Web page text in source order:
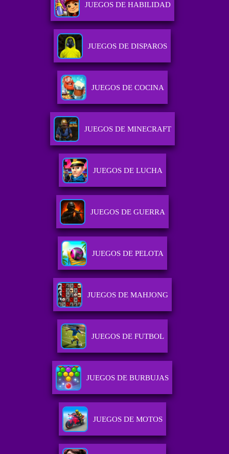
JUEGOS DE HABILIDAD
JUEGOS DE DISPAROS
JUEGOS DE COCINA
JUEGOS DE MINECRAFT
JUEGOS DE LUCHA
JUEGOS DE GUERRA
JUEGOS DE PELOTA
JUEGOS DE MAHJONG
JUEGOS DE FUTBOL
JUEGOS DE BURBUJAS
JUEGOS DE MOTOS